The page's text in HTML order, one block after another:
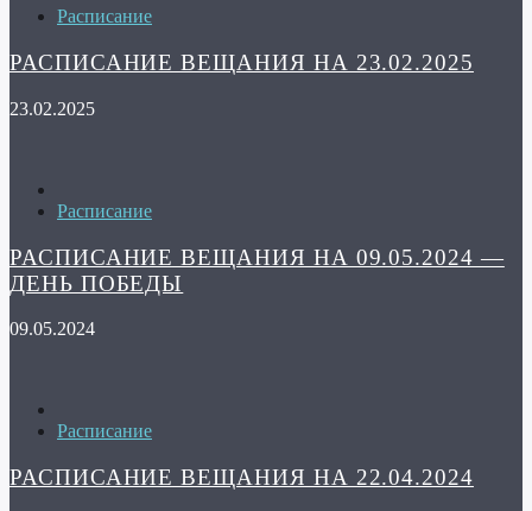
Расписание
РАСПИСАНИЕ ВЕЩАНИЯ НА 23.02.2025
23.02.2025
Расписание
РАСПИСАНИЕ ВЕЩАНИЯ НА 09.05.2024 —
ДЕНЬ ПОБЕДЫ
09.05.2024
Расписание
РАСПИСАНИЕ ВЕЩАНИЯ НА 22.04.2024